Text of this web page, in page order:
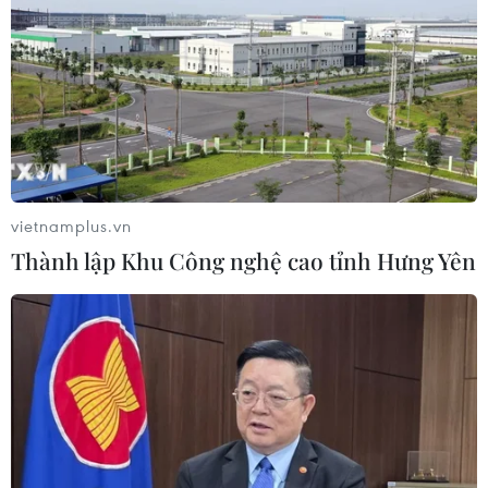
Cảnh báo lũ trên lưu vực sông Thao
tại trạm Yên Bái
07/08/2026 11:51
Gỡ khó khăn triển khai dự án trọng
điểm quốc gia hồ Ka Pét
07/08/2026 11:24
Khắc phục "Thẻ vàng" IUU: Siết chặt
quản lý đội tàu
07/08/2026 10:49
vietnamplus.vn
Thành lập Khu Công nghệ cao tỉnh Hưng Yên